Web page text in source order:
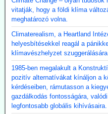
vitatják, hogy a földi klíma
meghatározó volna.
Climaterealism, a Heartland
helyesbítésekkel reagál a
klímavészhelyzet
1985-ben megalakult a
pozitív alternatívákat kínáljon a
kérdéseiben, rámutasson a
gazdálkodás fontosságára,
legfontosabb globális kihívásaira.